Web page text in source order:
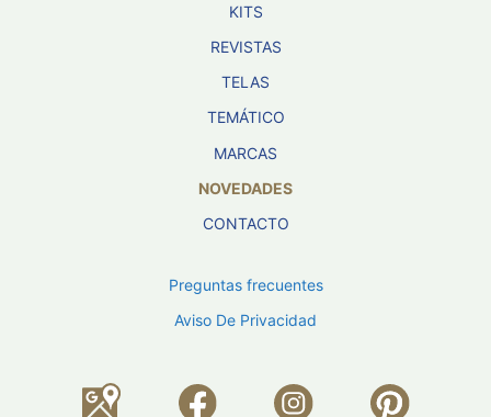
KITS
REVISTAS
TELAS
TEMÁTICO
MARCAS
NOVEDADES
CONTACTO
Preguntas frecuentes
Aviso De Privacidad